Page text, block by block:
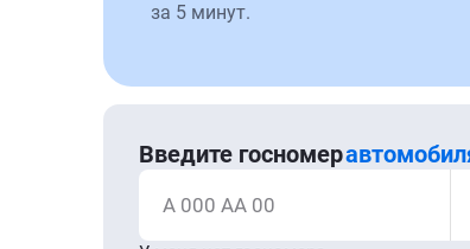
за 5 минут.
Введите госномер
А 000 АА 00